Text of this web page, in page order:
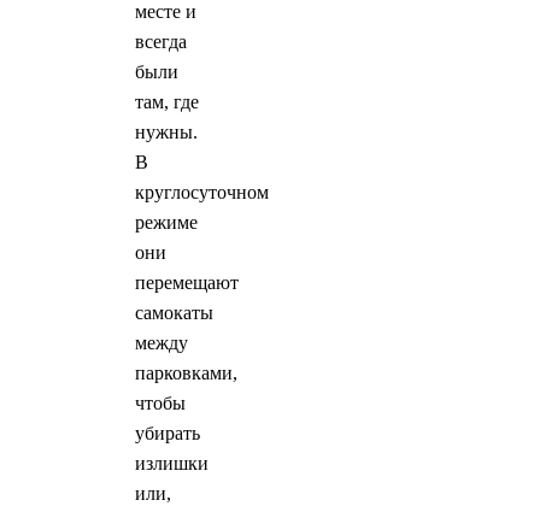
месте и
всегда
были
там, где
нужны.
В
круглосуточном
режиме
они
перемещают
самокаты
между
парковками,
чтобы
убирать
излишки
или,